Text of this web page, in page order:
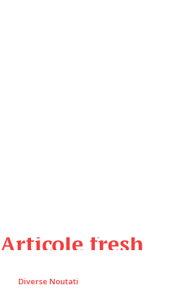
Articole fresh
Diverse Noutati